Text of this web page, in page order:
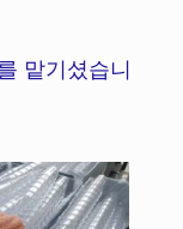
맡기셨습니